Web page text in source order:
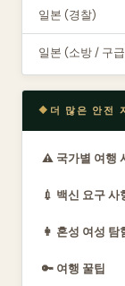
일본 (경찰)
일본 (소방 / 구
더 많은 안전
⚠️ 국가별 여행
💉 백신 요구 사
👩 혼성 여성 탐
🔑 여행 꿀팁